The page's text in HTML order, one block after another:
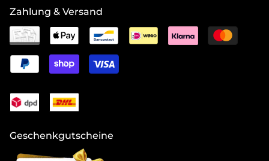
Zahlung & Versand
Geschenkgutscheine